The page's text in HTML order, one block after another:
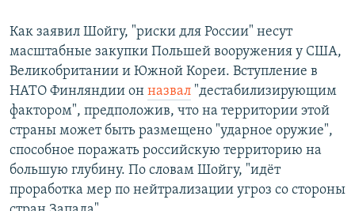
Как заявил Шойгу, "риски для России" несут
масштабные закупки Польшей вооружения у США,
Великобритании и Южной Кореи. Вступление в
НАТО Финляндии он назвал "дестабилизирующим
фактором", предположив, что на территории этой
страны может быть размещено "ударное оружие",
способное поражать российскую территорию на
большую глубину. По словам Шойгу, "идёт
проработка мер по нейтрализации угроз со стороны